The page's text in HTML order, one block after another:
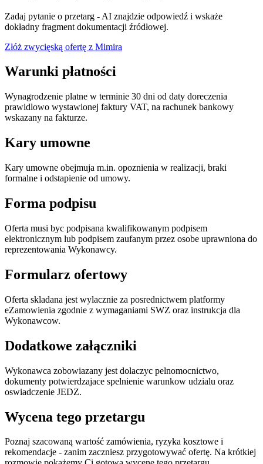
Zadaj pytanie o przetarg - AI znajdzie odpowiedź i wskaże
dokładny fragment dokumentacji źródłowej.
Złóż zwycięską ofertę z Mimira
Warunki płatności
Wynagrodzenie platne w terminie 30 dni od daty doreczenia
prawidlowo wystawionej faktury VAT, na rachunek bankowy
wskazany na fakturze.
Kary umowne
Kary umowne obejmuja m.in. opoznienia w realizacji, braki
formalne i odstapienie od umowy.
Forma podpisu
Oferta musi byc podpisana kwalifikowanym podpisem
elektronicznym lub podpisem zaufanym przez osobe uprawniona do
reprezentowania Wykonawcy.
Formularz ofertowy
Oferta skladana jest wylacznie za posrednictwem platformy
eZamowienia zgodnie z wymaganiami SWZ oraz instrukcja dla
Wykonawcow.
Dodatkowe załączniki
Wykonawca zobowiazany jest dolaczyc pelnomocnictwo,
dokumenty potwierdzajace spelnienie warunkow udzialu oraz
oswiadczenie JEDZ.
Wycena tego przetargu
Poznaj szacowaną wartość zamówienia, ryzyka kosztowe i
rekomendacje - zanim zaczniesz przygotowywać ofertę. Na krótkiej